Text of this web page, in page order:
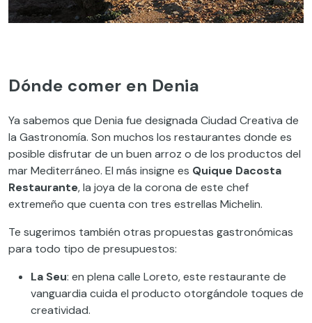
Dónde comer en Denia
Ya sabemos que Denia fue designada Ciudad Creativa de
la Gastronomía. Son muchos los restaurantes donde es
posible disfrutar de un buen arroz o de los productos del
mar Mediterráneo. El más insigne es Quique Dacosta
Restaurante, la joya de la corona de este chef
extremeño que cuenta con tres estrellas Michelin.
Te sugerimos también otras propuestas gastronómicas
para todo tipo de presupuestos:
La Seu: en plena calle Loreto, este restaurante de
vanguardia cuida el producto otorgándole toques de
creatividad.